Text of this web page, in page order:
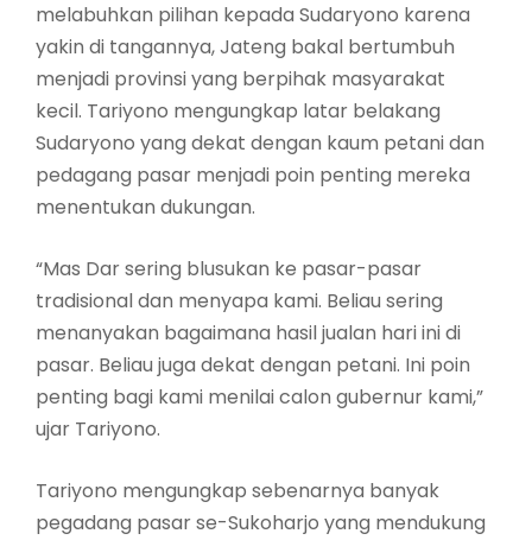
melabuhkan pilihan kepada Sudaryono karena
yakin di tangannya, Jateng bakal bertumbuh
menjadi provinsi yang berpihak masyarakat
kecil. Tariyono mengungkap latar belakang
Sudaryono yang dekat dengan kaum petani dan
pedagang pasar menjadi poin penting mereka
menentukan dukungan.
“Mas Dar sering blusukan ke pasar-pasar
tradisional dan menyapa kami. Beliau sering
menanyakan bagaimana hasil jualan hari ini di
pasar. Beliau juga dekat dengan petani. Ini poin
penting bagi kami menilai calon gubernur kami,”
ujar Tariyono.
Tariyono mengungkap sebenarnya banyak
pegadang pasar se-Sukoharjo yang mendukung